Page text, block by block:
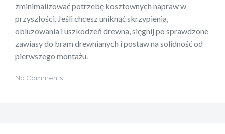
zminimalizować potrzebę kosztownych napraw w
przyszłości. Jeśli chcesz uniknąć skrzypienia,
obluzowania i uszkodzeń drewna, sięgnij po sprawdzone
zawiasy do bram drewnianych i postaw na solidność od
pierwszego montażu.
No Comments